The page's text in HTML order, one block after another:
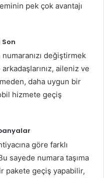
pek çok avantajı
Son
değiştirmek
aileniz ve
daha uygun bir
hizmete geçiş
göre farklı
sayede numara taşıma
pakete geçiş yapabilir,